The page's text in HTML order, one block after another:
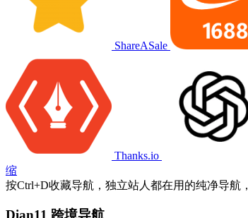
ShareASale
Thanks.io
缩
按Ctrl+D收藏导航，独立站人都在用的纯净导航，
Dian11 跨境导航